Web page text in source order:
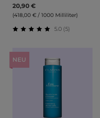
20,90 €
(418,00 € / 1000 Milliliter)
5.0 (5)
NEU